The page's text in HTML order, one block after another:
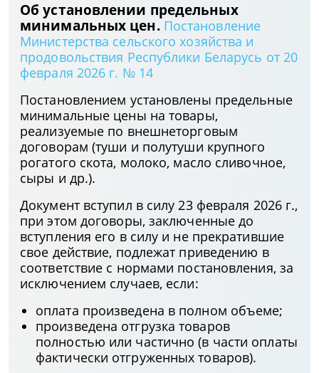
Об установлении предельных
минимальных цен. Постановление
Министерства сельского хозяйства и
продовольствия Республики Беларусь от 20
февраля 2026 г. № 14
Постановлением установлены предельные
минимальные цены на товары,
реализуемые по внешнеторговым
договорам (туши и полутуши крупного
рогатого скота, молоко, масло сливочное,
сыры и др.).
Документ вступил в силу 23 февраля 2026 г.,
при этом договоры, заключенные до
вступления его в силу и не прекратившие
свое действие, подлежат приведению в
соответствие с нормами постановления, за
исключением случаев, если:
оплата произведена в полном объеме;
произведена отгрузка товаров
полностью или частично (в части оплаты
фактически отгруженных товаров).